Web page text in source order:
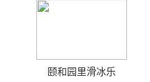
颐和园里滑冰乐